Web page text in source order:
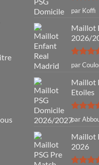
Note5
5
par Koffi
Maillot
2026/
Note5
5
par
Maillot
Etoiles
Note5
5
par
Maillot
2026